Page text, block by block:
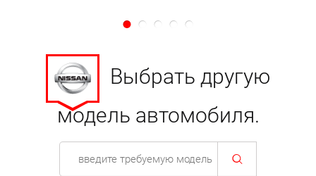
Выбрать другую
модель автомобиля.